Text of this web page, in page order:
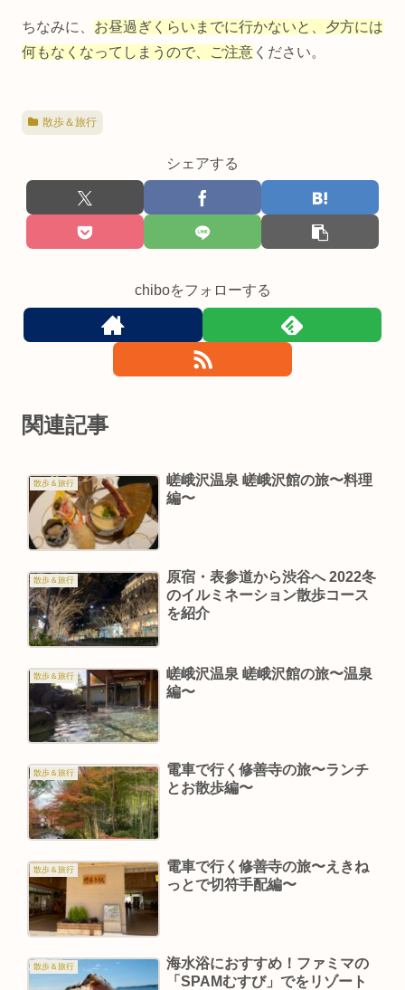
ちなみに、 お昼過ぎくらいまでに行かないと、夕方には
何もなくなってしまうので、ご注意 ください。
散歩＆旅行
シェアする
chiboをフォローする
関連記事
散歩＆旅行
嵯峨沢温泉 嵯峨沢館の旅〜料理
編〜
散歩＆旅行
原宿・表参道から渋谷へ 2022冬
のイルミネーション散歩コース
を紹介
散歩＆旅行
嵯峨沢温泉 嵯峨沢館の旅〜温泉
編〜
散歩＆旅行
電車で行く修善寺の旅〜ランチ
とお散歩編〜
散歩＆旅行
電車で行く修善寺の旅〜えきね
っとで切符手配編〜
散歩＆旅行
海水浴におすすめ！ファミマの
「SPAMむすび」でをリゾート